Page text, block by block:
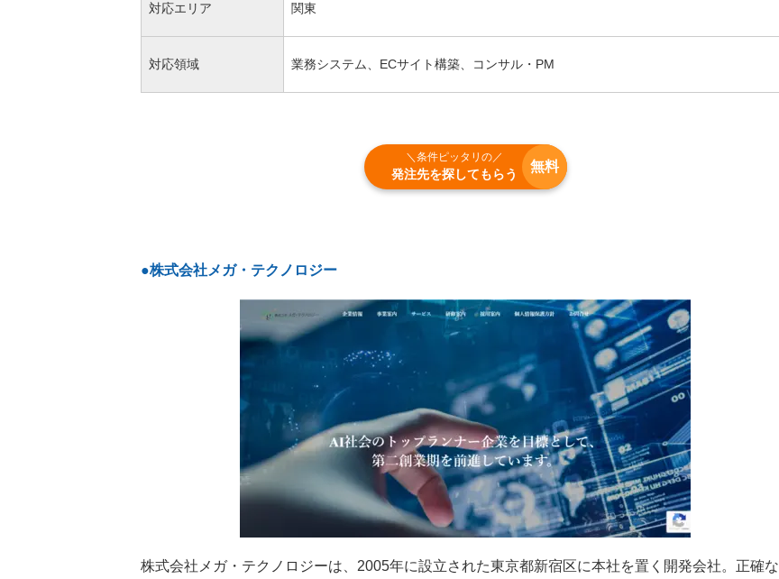
対応エリア 関東
対応領域 業務システム、ECサイト構築、コンサル・PM
＼条件ピッタリの／
発注先を探してもらう
無料
●株式会社メガ・テクノロジー
株式会社メガ・テクノロジーは、2005年に設立された東京都新宿区に本社を置く開発会社。正確な